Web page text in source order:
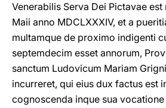
Venerabilis Serva Dei Pictavae est
Maii anno MDCLXXXIV, et a
multamque de proximo indigenti
septemdecim esset annorum,
sanctum Ludovicum Mariam
incurreret, qui eius dux factus est
cognoscenda inque sua